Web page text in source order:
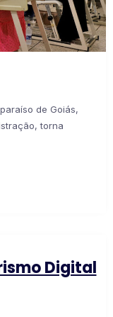
de Goiás,
torna
Digital